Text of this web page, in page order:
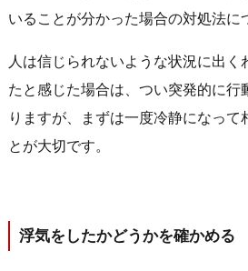
いることが分かった場合の対処法に
人は信じられないような状況に出く
たと感じた場合は、つい突発的に行
りますが、まずは一度冷静になって
とが大切です。
浮気をしたかどうかを確かめる